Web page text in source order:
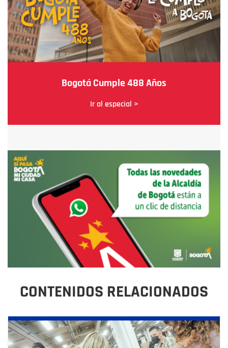
Bogotá Cumple 488 Años
Ir al especial >
CONTENIDOS RELACIONADOS